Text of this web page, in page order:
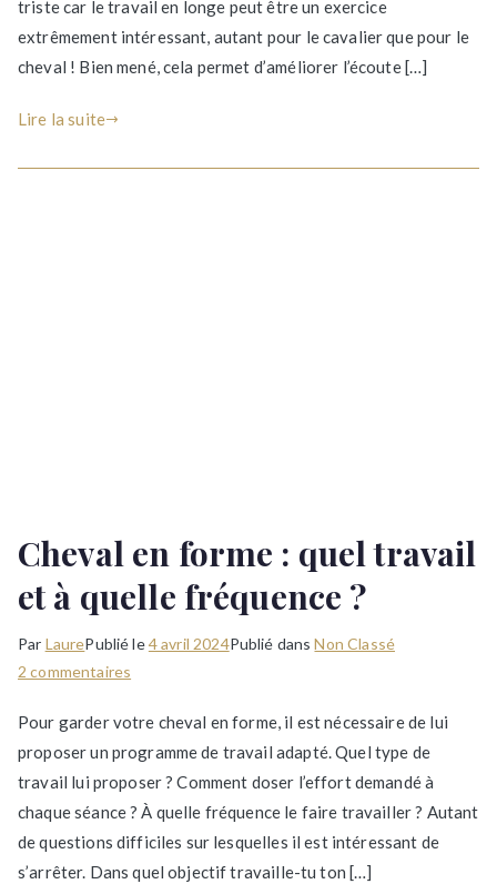
et
varier
triste car le travail en longe peut être un exercice
extrêmement intéressant, autant pour le cavalier que pour le
cheval ! Bien mené, cela permet d’améliorer l’écoute […]
Lire la suite
Cheval en forme : quel travail
et à quelle fréquence ?
Par LaurePublié le4 avril 2024Publié dansNon Classé
2 commentaires
en
forme
:
quel
travail
Pour garder votre cheval en forme, il est nécessaire de lui
proposer un programme de travail adapté. Quel type de
travail lui proposer ? Comment doser l’effort demandé à
chaque séance ? À quelle fréquence le faire travailler ? Autant
de questions difficiles sur lesquelles il est intéressant de
s’arrêter. Dans quel objectif travaille-tu ton […]